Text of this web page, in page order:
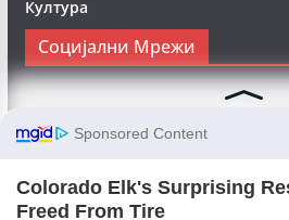
Култура
Социјални Мрежи
Следете нè на Фејсбук за да сте